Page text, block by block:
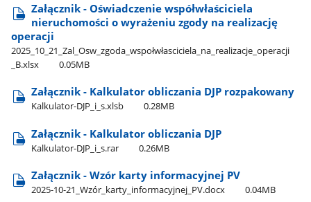
Załącznik - Oświadczenie współwłaściciela
nieruchomości o wyrażeniu zgody na realizację
operacji
2025​_10​_21​_Zal​_Osw​_zgoda​_wspołwłasciciela​_na​_realizacje​_operacji​
_B.xlsx
0.05MB
Załącznik - Kalkulator obliczania DJP rozpakowany
Kalkulator-DJP​_i​_s.xlsb 0.28MB
Załącznik - Kalkulator obliczania DJP
Kalkulator-DJP​_i​_s.rar 0.26MB
Załącznik - Wzór karty informacyjnej PV
2025-10-21​_Wzór​_karty​_informacyjnej​_PV.docx 0.04MB